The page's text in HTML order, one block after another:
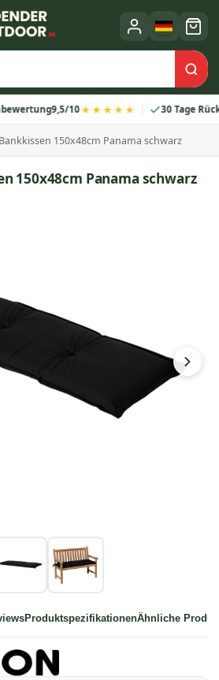
9,5/10★★★★★ 30 Tage Rückgabe
150x48cm Panama schwarz
150x48cm Panama schwarz
ProduktspezifikationenÄhnliche